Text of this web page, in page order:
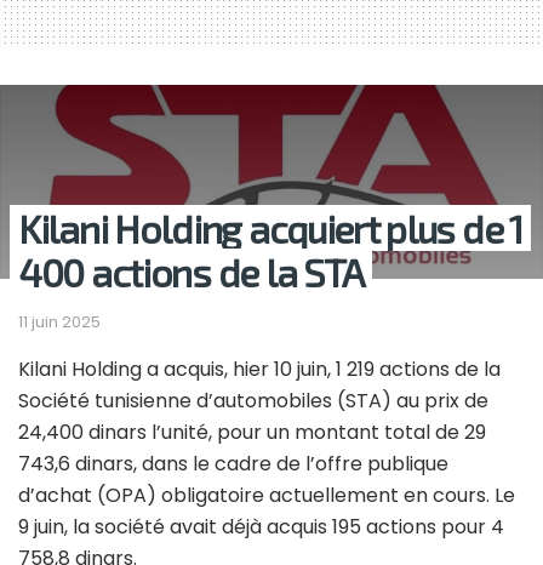
Kilani Holding acquiert plus de 1
400 actions de la STA
11 juin 2025
Kilani Holding a acquis, hier 10 juin, 1 219 actions de la
Société tunisienne d’automobiles (STA) au prix de
24,400 dinars l’unité, pour un montant total de 29
743,6 dinars, dans le cadre de l’offre publique
d’achat (OPA) obligatoire actuellement en cours. Le
9 juin, la société avait déjà acquis 195 actions pour 4
758,8 dinars.